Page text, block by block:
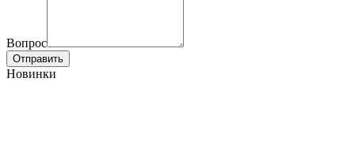
Вопрос
Отправить
Новинки